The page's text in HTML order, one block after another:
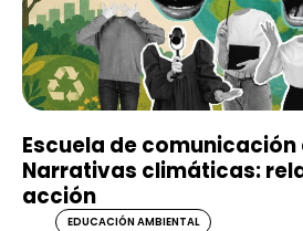
Escuela de
Narrativas climáticas:
acción
EDUCACIÓN AMBIENTAL